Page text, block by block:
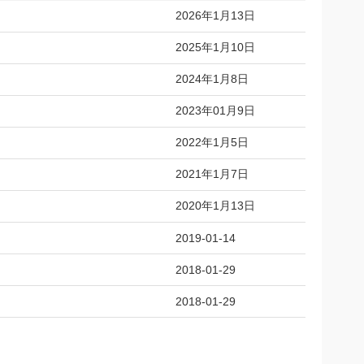
2026年1月13日
2025年1月10日
2024年1月8日
2023年01月9日
2022年1月5日
2021年1月7日
2020年1月13日
2019-01-14
2018-01-29
2018-01-29